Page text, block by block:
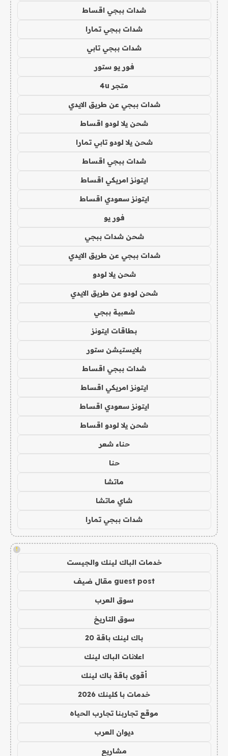
شدات ببجي اقساط
شدات ببجي تمارا
شدات ببجي تابي
فور يو ستور
متجر 4u
شدات ببجي عن طريق الايدي
شحن يلا لودو اقساط
شحن يلا لودو تابي تمارا
شدات ببجي اقساط
ايتونز امريكي اقساط
ايتونز سعودي اقساط
فور يو
شحن شدات ببجي
شدات ببجي عن طريق الايدي
شحن يلا لودو
شحن لودو عن طريق الايدي
شعبية ببجي
بطاقات ايتونز
بلايستيشن ستور
شدات ببجي اقساط
ايتونز امريكي اقساط
ايتونز سعودي اقساط
شحن يلا لودو اقساط
حناء شعر
حنا
ماتشا
شاي ماتشا
شدات ببجي تمارا
!
خدمات الباك لينك والجيست
guest post مقال ضيف
سوق العرب
سوق التاريخ
باك لينك باقة 20
اعلانات الباك لينك
أقوى باقة باك لينك
خدمات با كلينك 2026
موقع تجاربنا تجارب الحياه
ديوان العرب
مشاريع